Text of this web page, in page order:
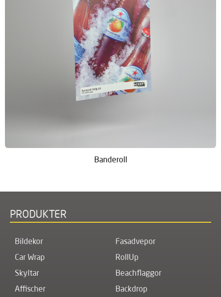
Banderoll
PRODUKTER
Bildekor
Fasadvepor
Car Wrap
RollUp
Skyltar
Beachflaggor
Affischer
Backdrop